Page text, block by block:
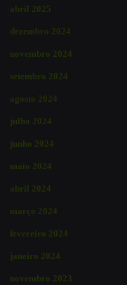
abril 2025
dezembro 2024
novembro 2024
setembro 2024
agosto 2024
julho 2024
junho 2024
maio 2024
abril 2024
março 2024
fevereiro 2024
janeiro 2024
novembro 2023